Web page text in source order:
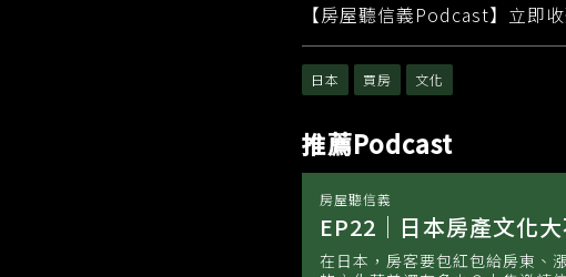
【房屋聽信義Podcast】立即
日本 買房 文化
推薦Podcast
房屋聽信義
EP22｜日本房產文化
在日本，房客要包紅包給房東、